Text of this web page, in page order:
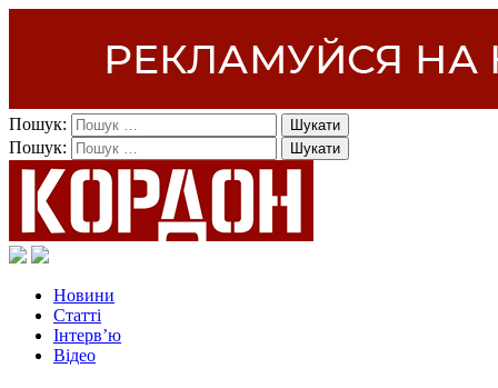
Пошук:
Пошук:
Новини
Статті
Інтерв’ю
Відео